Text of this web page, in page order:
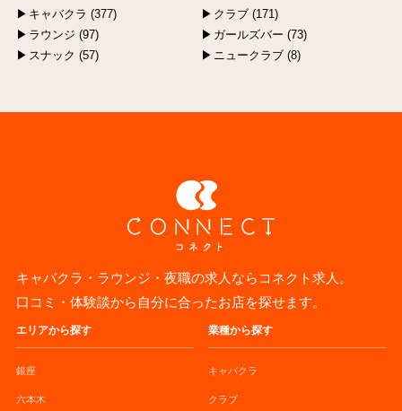
キャバクラ (377)
クラブ (171)
ラウンジ (97)
ガールズバー (73)
スナック (57)
ニュークラブ (8)
キャバクラ・ラウンジ・夜職の求人ならコネクト求人。
口コミ・体験談から自分に合ったお店を探せます。
エリアから探す
銀座
六本木
業種から探す
キャバクラ
クラブ